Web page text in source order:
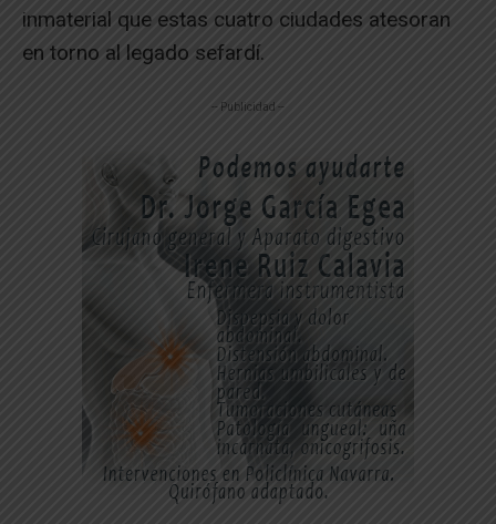
inmaterial que estas cuatro ciudades atesoran
en torno al legado sefardí.
-- Publicidad --